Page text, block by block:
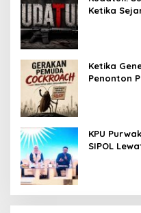
Ketika
Ketika
Penonton
KPU
SIPOL